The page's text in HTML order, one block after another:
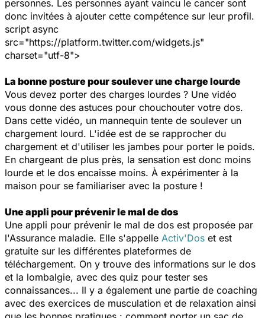
personnes. Les personnes ayant vaincu le cancer sont
donc invitées à ajouter cette compétence sur leur profil.
script async
src="https://platform.twitter.com/widgets.js"
charset="utf-8">
La bonne posture pour soulever une charge lourde
Vous devez porter des charges lourdes ? Une vidéo
vous donne des astuces pour chouchouter votre dos.
Dans cette vidéo, un mannequin tente de soulever un
chargement lourd. L'idée est de se rapprocher du
chargement et d'utiliser les jambes pour porter le poids.
En chargeant de plus près, la sensation est donc moins
lourde et le dos encaisse moins. À expérimenter à la
maison pour se familiariser avec la posture !
Une appli pour prévenir le mal de dos
Une appli pour prévenir le mal de dos est proposée par
l'Assurance maladie. Elle s'appelle Activ'Dos et est
gratuite sur les différentes plateformes de
téléchargement. On y trouve des informations sur le dos
et la lombalgie, avec des quiz pour tester ses
connaissances... Il y a également une partie de coaching
avec des exercices de musculation et de relaxation ainsi